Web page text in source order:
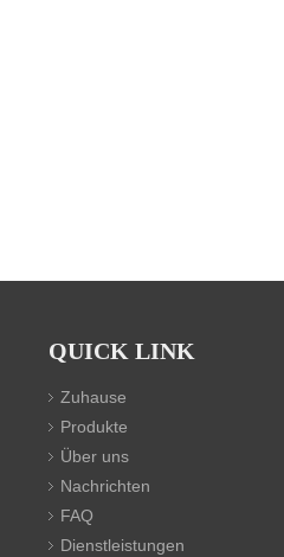
QUICK LINK
Zuhause
Produkte
Über uns
Nachrichten
FAQ
Dienstleistungen